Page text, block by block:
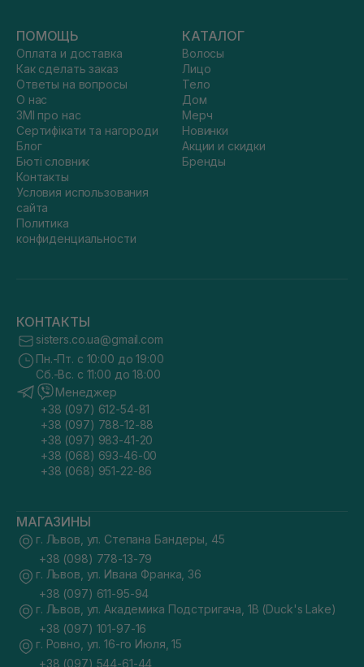
ПОМОЩЬ
Оплата и доставка
Как сделать заказ
Ответы на вопросы
О нас
ЗМІ про нас
Сертифікати та нагороди
Блог
Бюті словник
Контакты
Условия использования
сайта
Политика
конфиденциальности
КАТАЛОГ
Волосы
Лицо
Тело
Дом
Мерч
Новинки
Акции и скидки
Бренды
КОНТАКТЫ
sisters.co.ua@gmail.com
Пн.-Пт. с 10:00 до 19:00
Сб.-Вс. с 11:00 до 18:00
Менеджер
+38 (097) 612-54-81
+38 (097) 788-12-88
+38 (097) 983-41-20
+38 (068) 693-46-00
+38 (068) 951-22-86
МАГАЗИНЫ
г. Львов, ул. Степана Бандеры, 45
+38 (098) 778-13-79
г. Львов, ул. Ивана Франка, 36
+38 (097) 611-95-94
г. Львов, ул. Академика Подстригача, 1В (Duck's Lake)
+38 (097) 101-97-16
г. Ровно, ул. 16-го Июля, 15
+38 (097) 544-61-44